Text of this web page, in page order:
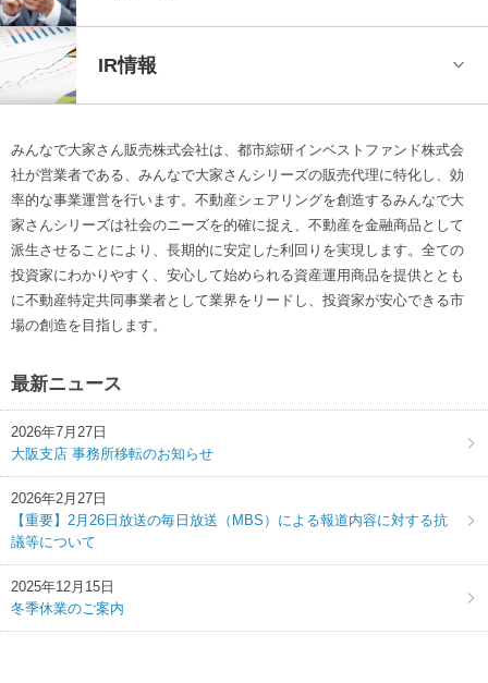
IR情報
みんなで大家さん販売株式会社は、都市綜研インベストファンド株式会
社が営業者である、みんなで大家さんシリーズの販売代理に特化し、効
率的な事業運営を行います。不動産シェアリングを創造するみんなで大
家さんシリーズは社会のニーズを的確に捉え、不動産を金融商品として
派生させることにより、長期的に安定した利回りを実現します。全ての
投資家にわかりやすく、安心して始められる資産運用商品を提供ととも
に不動産特定共同事業者として業界をリードし、投資家が安心できる市
場の創造を目指します。
最新ニュース
2026年7月27日
大阪支店 事務所移転のお知らせ
2026年2月27日
【重要】2月26日放送の毎日放送（MBS）による報道内容に対する抗
議等について
2025年12月15日
冬季休業のご案内